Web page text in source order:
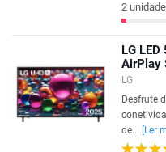
2
LG
AirPlay
LG
Desfrute
de...
[Ler